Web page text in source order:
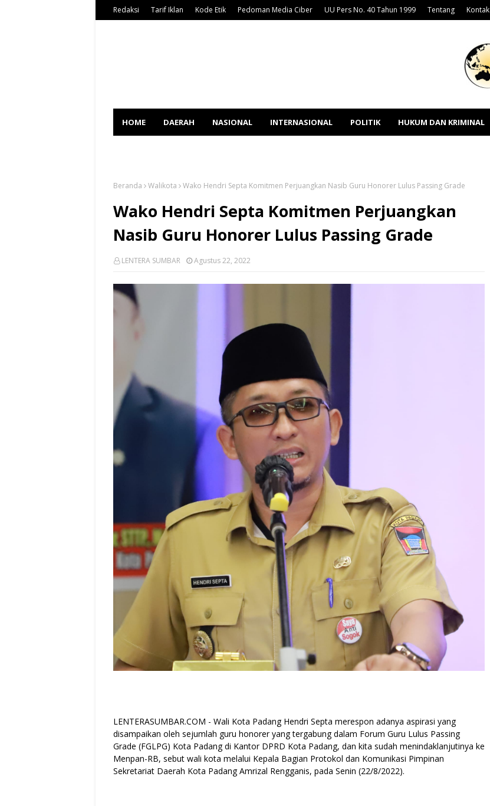
Redaksi Tarif Iklan Kode Etik Pedoman Media Ciber UU Pers No. 40 Tahun 1999 Tentang Kontak
HOME DAERAH NASIONAL INTERNASIONAL POLITIK HUKUM DAN KRIMINAL
Beranda Walikota Wako Hendri Septa Komitmen Perjuangkan Nasib Guru Honorer Lulus Passing Grade
Wako Hendri Septa Komitmen Perjuangkan
Nasib Guru Honorer Lulus Passing Grade
LENTERA SUMBAR Agustus 22, 2022
LENTERASUMBAR.COM - Wali Kota Padang Hendri Septa merespon adanya aspirasi yang
disampaikan oleh sejumlah guru honorer yang tergabung dalam Forum Guru Lulus Passing
Grade (FGLPG) Kota Padang di Kantor DPRD Kota Padang, dan kita sudah menindaklanjutinya ke
Menpan-RB, sebut wali kota melalui Kepala Bagian Protokol dan Komunikasi Pimpinan
Sekretariat Daerah Kota Padang Amrizal Rengganis, pada Senin (22/8/2022).